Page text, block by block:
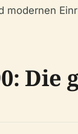
modernen
Die